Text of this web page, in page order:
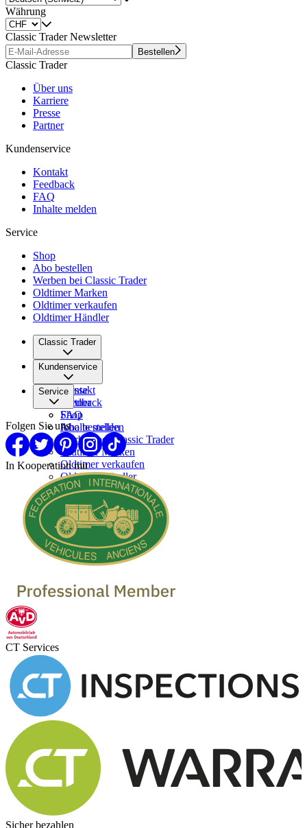
Währung
Classic Trader Newsletter
Bestellen
Classic Trader
Über uns
Karriere
Presse
Partner
Kundenservice
Kontakt
Feedback
FAQ
Inhalte melden
Service
Shop
Abo bestellen
Werben bei Classic Trader
Oldtimer Marken
Oldtimer verkaufen
Oldtimer Händler
Classic Trader
Über uns
Karriere
Presse
Partner
Kundenservice
Kontakt
Feedback
FAQ
Inhalte melden
Service
Shop
Abo bestellen
Werben bei Classic Trader
Oldtimer Marken
Oldtimer verkaufen
Oldtimer Händler
Folgen Sie uns
In Kooperation mit
CT Services
Sicher bezahlen